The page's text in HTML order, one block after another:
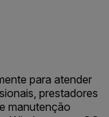
para atender
prestadores
manutenção